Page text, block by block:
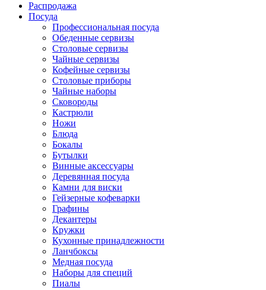
Распродажа
Посуда
Профессиональная посуда
Обеденные сервизы
Столовые сервизы
Чайные сервизы
Кофейные сервизы
Столовые приборы
Чайные наборы
Сковороды
Кастрюли
Ножи
Блюда
Бокалы
Бутылки
Винные аксессуары
Деревянная посуда
Камни для виски
Гейзерные кофеварки
Графины
Декантеры
Кружки
Кухонные принадлежности
Ланчбоксы
Медная посуда
Наборы для специй
Пиалы